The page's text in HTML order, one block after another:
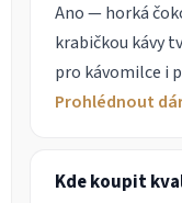
Ano — horká
krabičkou kávy
pro kávomilce i
Prohlédnout
Kde koupit